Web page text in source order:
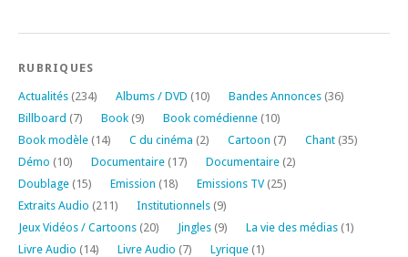
RUBRIQUES
Actualités (234) Albums / DVD (10) Bandes Annonces (36)
Billboard (7) Book (9) Book comédienne (10)
Book modèle (14) C du cinéma (2) Cartoon (7) Chant (35)
Démo (10) Documentaire (17) Documentaire (2)
Doublage (15) Emission (18) Emissions TV(25)
Extraits Audio (211) Institutionnels (9)
Jeux Vidéos / Cartoons (20) Jingles (9) La vie des médias (1)
Livre Audio (14) Livre Audio (7) Lyrique (1)